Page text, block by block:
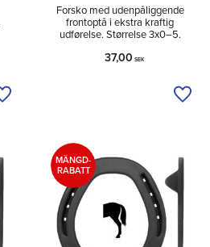
Tilføj til ønskeliste
Forsko med udenpåliggende
frontoptå i ekstra kraftig
udførelse. Størrelse 3x0–5.
37,00 SEK
MÄNGD-
RABATT